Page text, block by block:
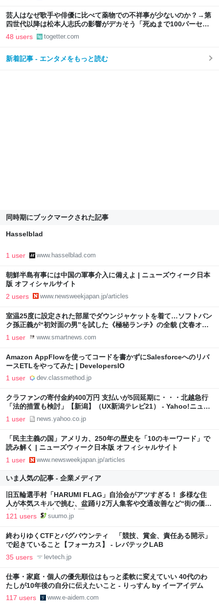
芸人はなぜ歌手や俳優に比べて薬物での不祥事が少ないのか？→第
四世代以降は松本人志氏の影響がデカそう「死ぬまで100パーセン
ト自分の力でやっていきたい」
48 users togetter.com
新着記事 - エンタメをもっと読む
同時期にブックマークされた記事
Hasselblad
1 user www.hasselblad.com
朝鮮半島有事には中国の軍事介入に備えよ | ニューズウィーク日本
版 オフィシャルサイト
2 users www.newsweekjapan.jp/articles
室温25度に設定された部屋でダウンジャケットを着て…ソフトバン
ク孫正義が“初対面の男”を試した《極秘ランチ》の全貌 (文春オン
ライン)
1 user www.smartnews.com
Amazon AppFlowを使ってコードを書かずにSalesforceへのリバ
ースETLをやってみた | DevelopersIO
1 user dev.classmethod.jp
クラファンの寄付金約400万円 支払いが5回延期に・・・北越急行
「法的措置も検討」【新潟】（UX新潟テレビ21） - Yahoo!ニュー
ス
1 user news.yahoo.co.jp
「民主主義の国」アメリカ、250年の歴史を「10のキーワード」で
読み解く | ニューズウィーク日本版 オフィシャルサイト
1 user www.newsweekjapan.jp/articles
いま人気の記事 - 企業メディア
旧五輪選手村「HARUMI FLAG」自治会がアツすぎる！ 多様な住
人が本気スキルで挑む、盆踊り2万人集客や交通改善など“街の価値
向上”戦略 東京・中央区
121 users suumo.jp
終わりゆくCTFとバグバウンティ 「競技、賞金、責任ある開示」
で起きていること【フォーカス】 - レバテックLAB
35 users levtech.jp
仕事・家庭・個人の優先順位はもっと柔軟に変えていい 40代のわ
たしが10年後の自分に伝えたいこと - りっすん by イーアイデム
117 users www.e-aidem.com